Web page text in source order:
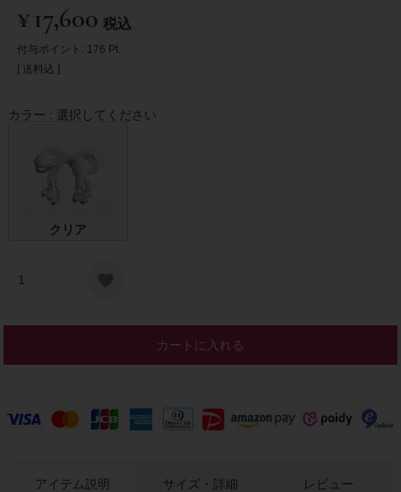
¥17,600 税込
付与ポイント: 176 Pt.
送料込
カラー 選択してください
クリア
カートに入れる
アイテム説明 サイズ・詳細 レビュー